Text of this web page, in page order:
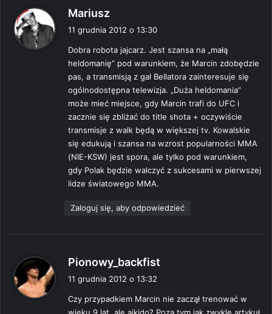
Mariusz
i
z
e
:
11 grudnia 2012 o 13:30
Dobra robota jajcarz. Jest szansa na „małą
heldomanię” pod warunkiem, że Marcin zdobędzie
pas, a transmisją z gal Bellatora zainteresuje się
ogólnodostępna telewizja. „Duża heldomania”
może mieć miejsce, gdy Marcin trafi do UFC i
zacznie się zbliżać do title shota + oczywiście
transmisje z walk będą w większej tv. Kowalskie
się edukują i szansa na wzrost popularności MMA
(NIE-KSW) jest spora, ale tylko pod warunkiem,
gdy Polak będzie walczyć z sukcesami w pierwszej
lidze światowego MMA.
Zaloguj się, aby odpowiedzieć
Pionowy_backfist
z
11 grudnia 2012 o 13:32
Czy przypadkiem Marcin nie zaczął trenować w